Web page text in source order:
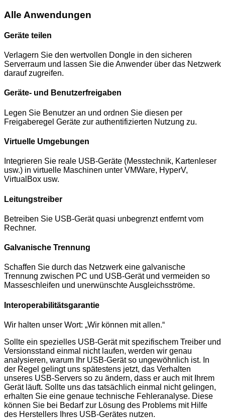
Alle Anwendungen
Geräte teilen
Verlagern Sie den wertvollen Dongle in den sicheren
Serverraum und lassen Sie die Anwender über das Netzwerk
darauf zugreifen.
Geräte- und Benutzerfreigaben
Legen Sie Benutzer an und ordnen Sie diesen per
Freigaberegel Geräte zur authentifizierten Nutzung zu.
Virtuelle Umgebungen
Integrieren Sie reale USB-Geräte (Messtechnik, Kartenleser
usw.) in virtuelle Maschinen unter VMWare, HyperV,
VirtualBox usw.
Leitungstreiber
Betreiben Sie USB-Gerät quasi unbegrenzt entfernt vom
Rechner.
Galvanische Trennung
Schaffen Sie durch das Netzwerk eine galvanische
Trennung zwischen PC und USB-Gerät und vermeiden so
Masseschleifen und unerwünschte Ausgleichsströme.
Interoperabilitätsgarantie
Wir halten unser Wort: „Wir können mit allen.“
Sollte ein spezielles USB-Gerät mit spezifischem Treiber und
Versionsstand einmal nicht laufen, werden wir genau
analysieren, warum Ihr USB-Gerät so ungewöhnlich ist. In
der Regel gelingt uns spätestens jetzt, das Verhalten
unseres USB-Servers so zu ändern, dass er auch mit Ihrem
Gerät läuft. Sollte uns das tatsächlich einmal nicht gelingen,
erhalten Sie eine genaue technische Fehleranalyse. Diese
können Sie bei Bedarf zur Lösung des Problems mit Hilfe
des Herstellers Ihres USB-Gerätes nutzen.